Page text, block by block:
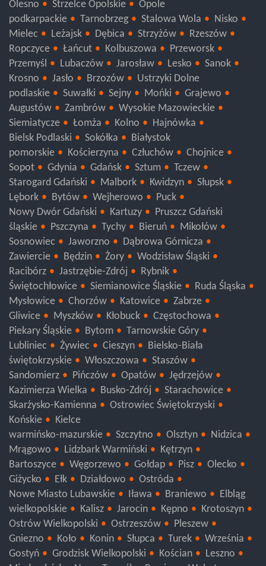
Olesno
Strzelce Opolskie
Opole
podkarpackie
Tarnobrzeg Stalowa Wola
Nisko
Mielec
Leżajsk Dębica Strzyżów
Rzeszów
Ropczyce
Łańcut Kolbuszowa
Przeworsk
Przemyśl
Lubaczów Jarosław Lesko
Sanok
Krosno
Jasło Brzozów
Ustrzyki Dolne
podlaskie
Suwałki Sejny Mońki
Grajewo
Augustów
Zambrów
Wysokie Mazowieckie
Siemiatycze
Łomża Kolno
Hajnówka
Bielsk Podlaski
Sokółka
Białystok
pomorskie
Kościerzyna Człuchów
Chojnice
Sopot
Gdynia Gdańsk Sztum
Tczew
Starogard Gdański
Malbork Kwidzyn
Słupsk
Lębork
Bytów Wejherowo
Puck
Nowy Dwór Gdański
Kartuzy
Pruszcz Gdański
śląskie
Pszczyna Tychy Bieruń
Mikołów
Sosnowiec
Jaworzno
Dąbrowa Górnicza
Zawiercie
Będzin Żory
Wodzisław Śląski
Racibórz
Jastrzębie-Zdrój
Rybnik
Świętochłowice
Siemianowice Śląskie
Ruda Śląska
Mysłowice
Chorzów Katowice
Zabrze
Gliwice
Myszków Kłobuck
Częstochowa
Piekary Śląskie
Bytom
Tarnowskie Góry
Lubliniec
Żywiec Cieszyn
Bielsko-Biała
świętokrzyskie
Włoszczowa
Staszów
Sandomierz
Pińczów Opatów
Jędrzejów
Kazimierza Wielka
Busko-Zdrój
Starachowice
Skarżysko-Kamienna
Ostrowiec Świętokrzyski
Końskie
Kielce
warmińsko-mazurskie
Szczytno Olsztyn
Nidzica
Mrągowo
Lidzbark Warmiński
Kętrzyn
Bartoszyce
Węgorzewo Gołdap Pisz
Olecko
Giżycko
Ełk Działdowo
Ostróda
Nowe Miasto Lubawskie
Iława Braniewo
Elbląg
wielkopolskie
Kalisz Jarocin Kępno
Krotoszyn
Ostrów Wielkopolski
Ostrzeszów
Pleszew
Gniezno
Koło Konin Słupca Turek
Września
Gostyń
Grodzisk Wielkopolski Kościan
Leszno